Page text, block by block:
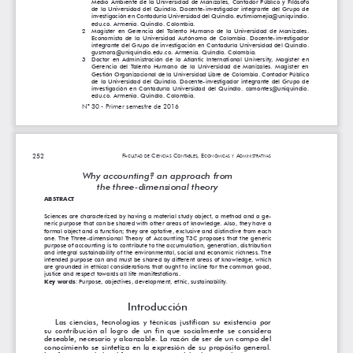
N° 30 - Primer semestre de 2016
de la Universidad del Quindío. Docente-investigador integrante del Grupo de
investigación en Contaduría Universidad del Quindío. eutimiomejia@uniquindio.
edu.co. Armenia. Quindío. Colombia.
2    Magister  en  Gerencia  del  Talento  Humano  de  la  Universidad  de  Manizales.
Economista  de  la  Universidad  Autónoma  de  Colombia.  Docente-investigador
integrante del Grupo de investigación en Contaduría Universidad del Quindío.
gusmora@uniquindio.edu.co. Armenia. Quindío. Colombia.
3    Doctor  en  Administración  de  la  Atlantic  International  University,  Magister  en
Gerencia  del  Talento  Humano  de  la  Universidad  de  Manizales.  Magister  en
Gestión Organizacional de la Universidad Libre de Colombia. Contador Público
de la Universidad del Quindío. Docente-investigador integrante del Grupo de
investigación  en  Contaduría  Universidad  del  Quindío.  camontes@uniquindio.
edu.co. Armenia. Quindío. Colombia.
252 FACULTAD DE CIENCIAS CONTABLES, ECONÓMICAS Y ADMINISTRATIVAS
Why accounting? an approach from
the three-dimensional theory
ABSTRACT
Sciences are characterized by having a material study object, a method and a ge-
neric purpose that can be shared with other areas of knowledge. Also, they have a
formal object and a function; they are optative, exclusive and distinctive from each
one.  The  Three-dimensional  Theory  of  Accounting  T3C  proposes  that  the  generic
purpose of accounting is to contribute to the accumulation, generation, distribution
and integral sustainability of the environmental, social and economic richness. The
intended purpose can and must be shared by different areas of knowledge, which
are grounded in ethical considerations that ought to incline for the common good,
justice and respect towards all life manifestations.
Key words: Purpose, objectives, development, ethic, sustainability.
Introducción
Las  ciencias,  tecnologías  y  técnicas  justifican  su  existencia  por
su  contribución  al  logro  de  un  fin  que  socialmente  se  considera
deseable, necesario y alcanzable. La razón de ser de un campo del
conocimiento se sintetiza en la expresión de su propósito general.